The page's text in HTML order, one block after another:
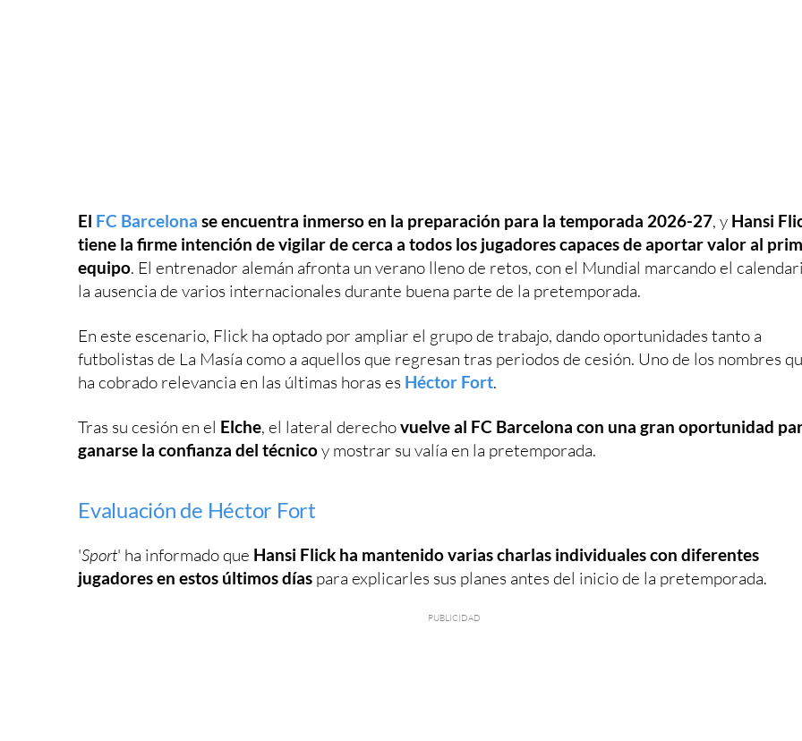
El FC Barcelona se encuentra inmerso en la preparación para la temporada 2026-27, y Hansi
tiene la firme intención de vigilar de cerca a todos los jugadores capaces de aportar valor al
equipo. El entrenador alemán afronta un verano lleno de retos, con el Mundial marcando el
la ausencia de varios internacionales durante buena parte de la pretemporada.
En este escenario, Flick ha optado por ampliar el grupo de trabajo, dando oportunidades tanto a
futbolistas de La Masía como a aquellos que regresan tras periodos de cesión. Uno de los nombres
ha cobrado relevancia en las últimas horas es Héctor Fort.
Tras su cesión en el Elche, el lateral derechovuelve al FC Barcelona con una gran oportunidad
ganarse la confianza del técnicoy mostrar su valía en la pretemporada.
Evaluación de Héctor Fort
'Sport' ha informado que Hansi Flick ha mantenido varias charlas individuales con diferentes
jugadores en estos últimos días para explicarles sus planes antes del inicio de la pretemporada.